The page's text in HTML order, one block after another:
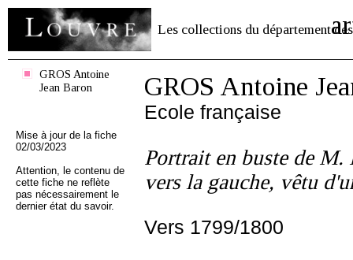
Les collections du département des
GROS Antoine
Jean Baron
Mise à jour de la fiche
02/03/2023
Attention, le contenu de
cette fiche ne reflète
pas nécessairement le
dernier état du savoir.
GROS Antoine
Ecole française
Portrait en buste de
vers la gauche, vêtu
Vers 1799/1800